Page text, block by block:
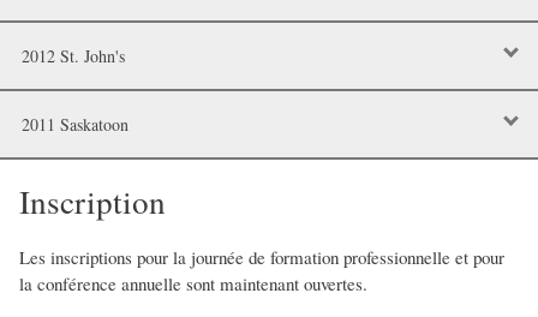
2012 St. John's
2011 Saskatoon
Inscription
Les inscriptions pour la journée de formation professionnelle et pour
la conférence annuelle sont maintenant ouvertes.